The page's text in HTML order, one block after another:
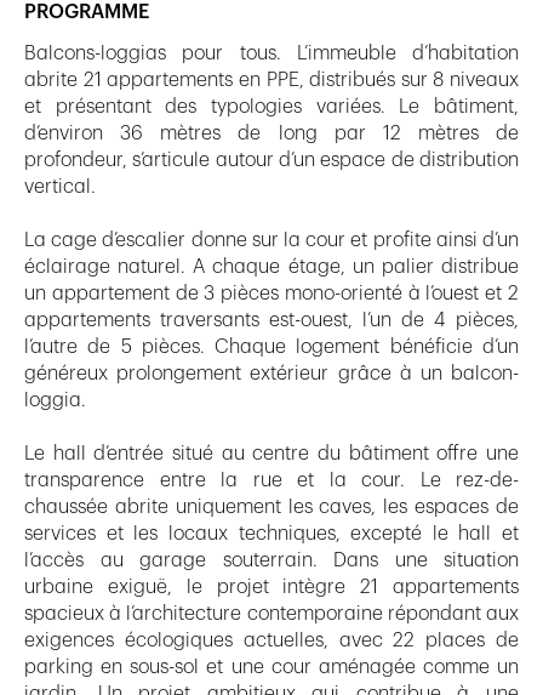
PROGRAMME
Balcons-loggias pour tous. L’immeuble d’habitation
abrite 21 appartements en PPE, distribués sur 8 niveaux
et présentant des typologies variées. Le bâtiment,
d’environ 36 mètres de long par 12 mètres de
profondeur, s’articule autour d’un espace de distribution
vertical.
La cage d’escalier donne sur la cour et profite ainsi d’un
éclairage naturel. A chaque étage, un palier distribue
un appartement de 3 pièces mono-orienté à l’ouest et 2
appartements traversants est-ouest, l’un de 4 pièces,
l’autre de 5 pièces. Chaque logement bénéficie d’un
généreux prolongement extérieur grâce à un balcon-
loggia.
Le hall d’entrée situé au centre du bâtiment offre une
transparence entre la rue et la cour. Le rez-de-
chaussée abrite uniquement les caves, les espaces de
services et les locaux techniques, excepté le hall et
l’accès au garage souterrain. Dans une situation
urbaine exiguë, le projet intègre 21 appartements
spacieux à l’architecture contemporaine répondant aux
exigences écologiques actuelles, avec 22 places de
parking en sous-sol et une cour aménagée comme un